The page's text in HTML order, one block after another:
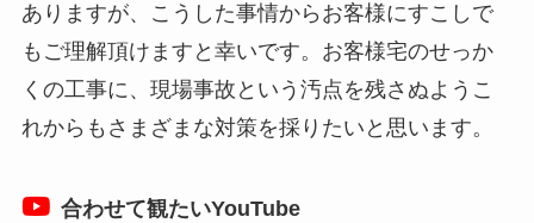
ありますが、こうした事情からお客様にすこしで
もご理解頂けますと幸いです。お客様宅のせっか
くの工事に、現場事故という汚点を残さぬようこ
れからもさまざまな対策を採りたいと思います。
合わせて観たいYouTube